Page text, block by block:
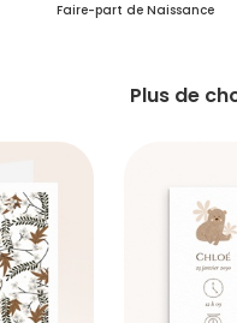
Faire-part de Naissance
Plus de